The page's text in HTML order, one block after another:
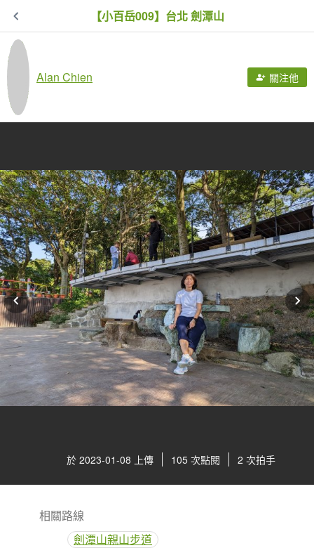
【小百岳009】台北 劍潭山
Alan Chien 關注他
於 2023-01-08 上傳 105 次點閱 2 次拍手
相關路線
劍潭山親山步道